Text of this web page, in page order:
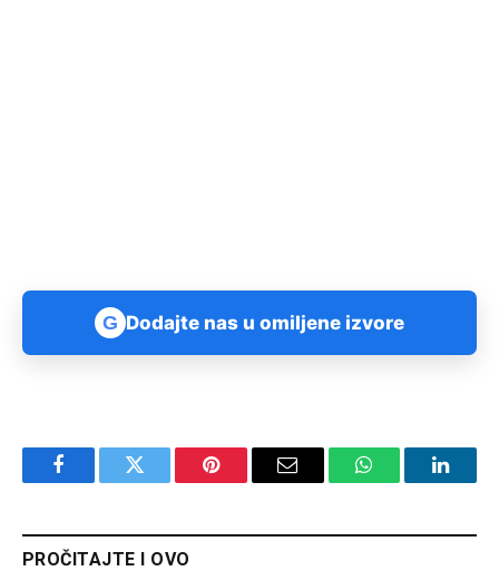
G Dodajte nas u omiljene izvore
FacebookTwitter Pinterest Email WhatsApp
PROČITAJTE I OVO